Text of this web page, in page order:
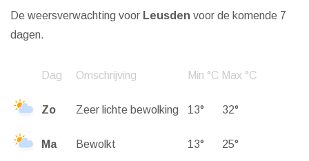
De weersverwachting voor Leusden voor de komende 7
dagen.
Dag Omschrijving Min °C Max °C
Zo Zeer lichte bewolking 13° 32°
Ma Bewolkt 13° 25°